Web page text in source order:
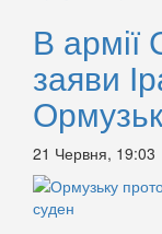
В
заяви
21 Червня, 19:03